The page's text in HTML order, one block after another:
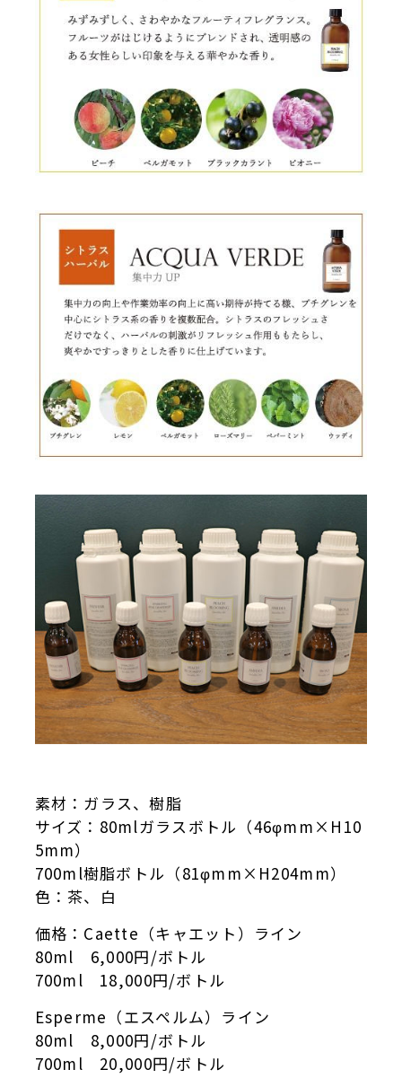
素材：ガラス、樹脂
サイズ：80mlガラスボトル（46φmm×H10
5mm）
700ml樹脂ボトル（81φmm×H204mm）
色：茶、白
価格：Caette（キャエット）ライン
80ml 6,000円/ボトル
700ml 18,000円/ボトル
Esperme（エスペルム）ライン
80ml 8,000円/ボトル
700ml 20,000円/ボトル